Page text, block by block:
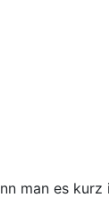
man es